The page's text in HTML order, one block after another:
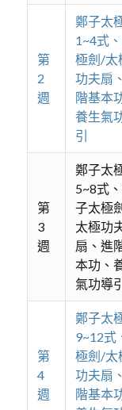
第
2
週
鄭子太
1~4式
極劍/太
功夫扇
階基本
養生氣
引
第
3
週
鄭子太
5~8式
子太極
太極功
扇、進
本功、
氣功導
第
4
週
鄭子太
9~12式
極劍/太
功夫扇
階基本